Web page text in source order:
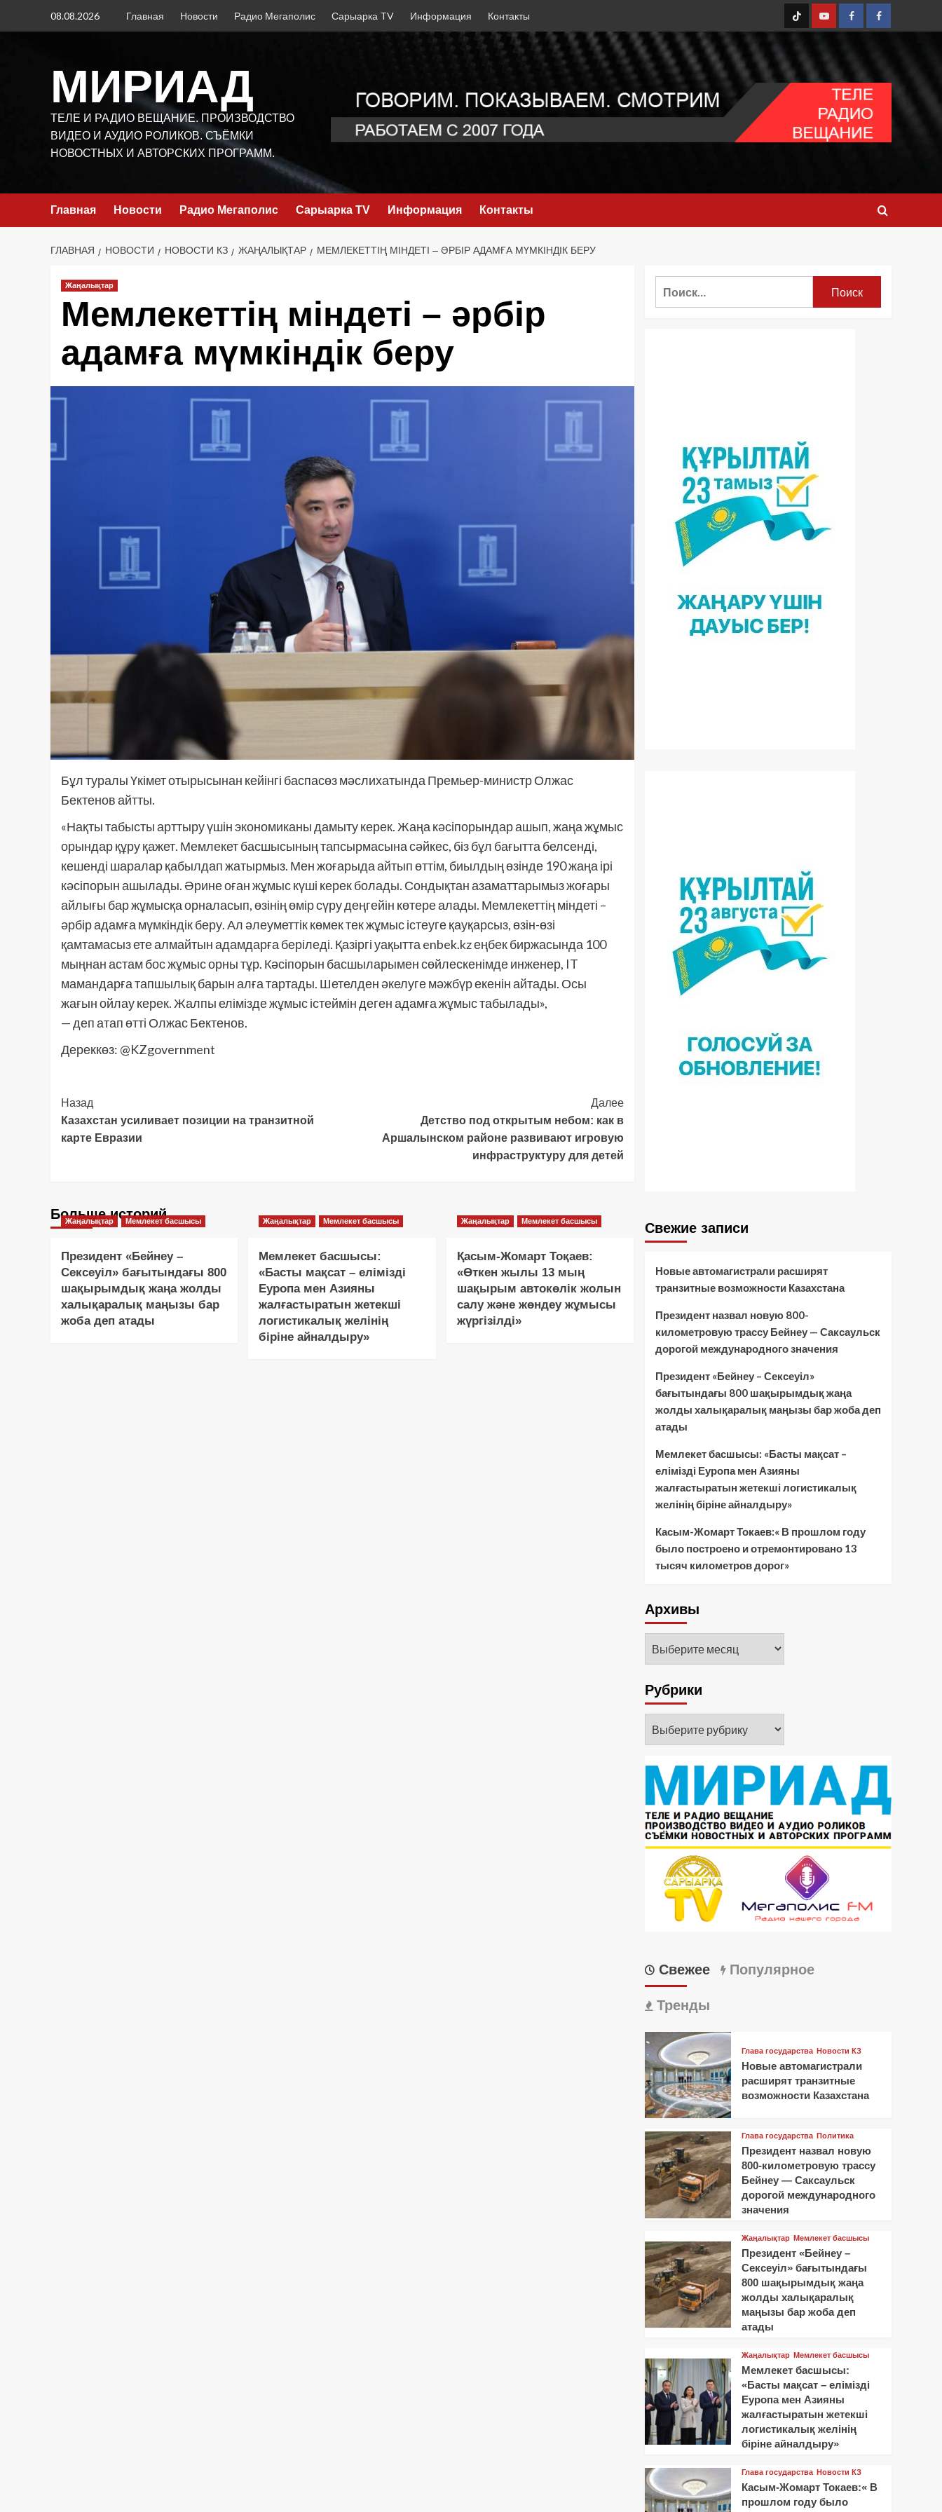
08.08.2026 Главная Новости Радио Мегаполис Сарыарка TV Информация Контакты
TT YoutubeFB1 FB2
МИРИАД
ТЕЛЕ И РАДИО ВЕЩАНИЕ. ПРОИЗВОДСТВО
ВИДЕО И АУДИО РОЛИКОВ. СЪЁМКИ
НОВОСТНЫХ И АВТОРСКИХ ПРОГРАММ.
Главная Новости Радио Мегаполис Сарыарка TV Информация Контакты
ГЛАВНАЯ НОВОСТИ НОВОСТИ КЗ ЖАҢАЛЫҚТАР МЕМЛЕКЕТТІҢ МІНДЕТІ – ӘРБІР АДАМҒА МҮМКІНДІК БЕРУ
Жаңалықтар
Мемлекеттің міндеті – әрбір
адамға мүмкіндік беру
Бұл туралы Үкімет отырысынан кейінгі баспасөз мәслихатында Премьер-министр Олжас
Бектенов айтты.
«Нақты табысты арттыру үшін экономиканы дамыту керек. Жаңа кәсіпорындар ашып, жаңа жұмыс
орындар құру қажет. Мемлекет басшысының тапсырмасына сәйкес, біз бұл бағытта белсенді,
кешенді шаралар қабылдап жатырмыз. Мен жоғарыда айтып өттім, биылдың өзінде 190 жаңа ірі
кәсіпорын ашылады. Әрине оған жұмыс күші керек болады. Сондықтан азаматтарымыз жоғары
айлығы бар жұмысқа орналасып, өзінің өмір сүру деңгейін көтере алады. Мемлекеттің міндеті –
әрбір адамға мүмкіндік беру. Ал әлеуметтік көмек тек жұмыс істеуге қауқарсыз, өзін-өзі
қамтамасыз ете алмайтын адамдарға беріледі. Қазіргі уақытта enbek.kz еңбек биржасында 100
мыңнан астам бос жұмыс орны тұр. Кәсіпорын басшыларымен сөйлескенімде инженер, IT
мамандарға тапшылық барын алға тартады. Шетелден әкелуге мәжбүр екенін айтады. Осы
жағын ойлау керек. Жалпы елімізде жұмыс істеймін деген адамға жұмыс табылады»,
— деп атап өтті Олжас Бектенов.
Дереккөз: @KZgovernment
Post
Navigation
Назад
Казахстан усиливает позиции на транзитной
карте Евразии
Далее
Детство под открытым небом: как в
Аршалынском районе развивают игровую
инфраструктуру для детей
Больше историй
Жаңалықтар Мемлекет басшысы
Президент «Бейнеу –
Сексеуіл» бағытындағы 800
шақырымдық жаңа жолды
халықаралық маңызы бар
жоба деп атады
Жаңалықтар Мемлекет басшысы
Мемлекет басшысы:
«Басты мақсат – елімізді
Еуропа мен Азияны
жалғастыратын жетекші
логистикалық желінің
біріне айналдыру»
Жаңалықтар Мемлекет басшысы
Қасым-Жомарт Тоқаев:
«Өткен жылы 13 мың
шақырым автокөлік жолын
салу және жөндеу жұмысы
жүргізілді»
Свежие записи
Новые автомагистрали расширят
транзитные возможности Казахстана
Президент назвал новую 800-
километровую трассу Бейнеу — Саксаульск
дорогой международного значения
Президент «Бейнеу – Сексеуіл»
бағытындағы 800 шақырымдық жаңа
жолды халықаралық маңызы бар жоба деп
атады
Мемлекет басшысы: «Басты мақсат –
елімізді Еуропа мен Азияны
жалғастыратын жетекші логистикалық
желінің біріне айналдыру»
Касым-Жомарт Токаев:« В прошлом году
было построено и отремонтировано 13
тысяч километров дорог»
Архивы
Рубрики
Свежее Популярное
Тренды
Глава государства Новости КЗ
Новые автомагистрали
расширят транзитные
возможности Казахстана
Глава государства Политика
Президент назвал новую
800-километровую трассу
Бейнеу — Саксаульск
дорогой международного
значения
Жаңалықтар Мемлекет басшысы
Президент «Бейнеу –
Сексеуіл» бағытындағы
800 шақырымдық жаңа
жолды халықаралық
маңызы бар жоба деп
атады
Жаңалықтар Мемлекет басшысы
Мемлекет басшысы:
«Басты мақсат – елімізді
Еуропа мен Азияны
жалғастыратын жетекші
логистикалық желінің
біріне айналдыру»
Глава государства Новости КЗ
Касым-Жомарт Токаев:« В
прошлом году было